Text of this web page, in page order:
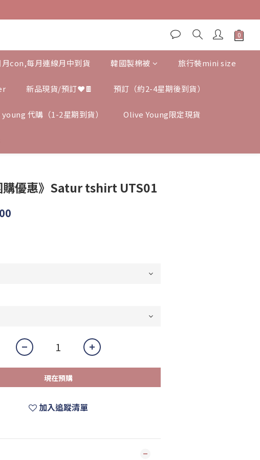
月con,每月連線月中到貨 韓國製棉被 旅行裝mini size
新品現貨/預訂❤️🍫 預訂（約2-4星期後到貨）
代購（1-2星期到貨） Olive Young限定現貨
購優惠》Satur tshirt UTS01
現在預購
加入追蹤清單